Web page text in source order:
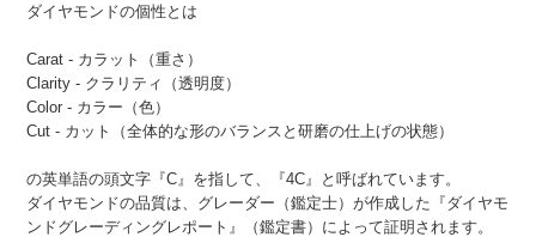
ダイヤモンドの個性とは
Carat - カラット（重さ）
Clarity - クラリティ（透明度）
Color - カラー（色）
Cut - カット（全体的な形のバランスと研磨の仕上げの状態）
の英単語の頭文字『C』を指して、『4C』と呼ばれています。
ダイヤモンドの品質は、グレーダー（鑑定士）が作成した『ダイヤモ
ンドグレーディングレポート』（鑑定書）によって証明されます。